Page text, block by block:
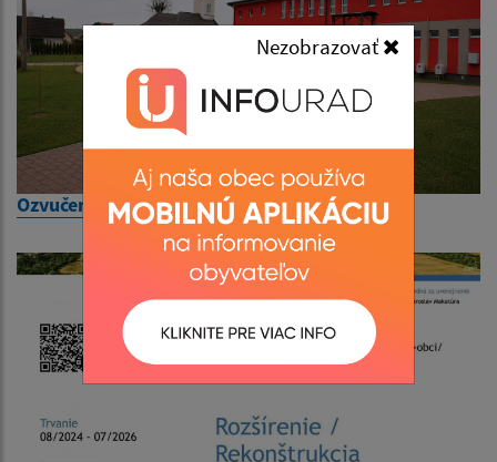
Nezobrazovať
Ozvučenie a pódium do obce Malá Domaša